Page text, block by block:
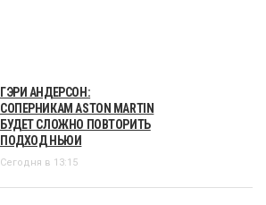
ГЭРИ АНДЕРСОН:
СОПЕРНИКАМ ASTON MARTIN
БУДЕТ СЛОЖНО ПОВТОРИТЬ
ПОДХОД НЬЮИ
Сегодня в 13:15